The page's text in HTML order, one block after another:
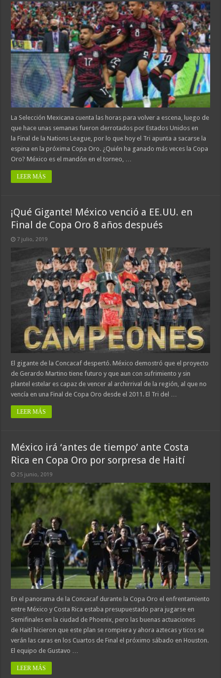
La Selección Mexicana cuenta las horas para volver a escena, luego de
que hace unas semanas fueron derrotados por Estados Unidos en
la Final de la Nations League, por lo que hoy el Tri apunta a sacarse la
espina en la próxima Copa Oro. ¿Quién ha ganado más veces la Copa
Oro? México es el mandón en el torneo, …
LEER MÁS
¡Qué Gigante! México venció a EE.UU. en
Final de Copa Oro 8 años después
7 julio, 2019
El gigante de la Concacaf despertó. México demostró que el proyecto
de Gerardo Martino tiene futuro y que aun con sufrimiento y sin
plantel estelar es capaz de vencer al archirrival de la región, al que no
vencía en una Final de Copa Oro desde el 2011. El Tri del …
LEER MÁS
México irá ‘antes de tiempo’ ante Costa
Rica en Copa Oro por sorpresa de Haití
25 junio, 2019
En el panorama de la Concacaf durante la Copa Oro el enfrentamiento
entre México y Costa Rica estaba presupuestado para jugarse en
Semifinales en la ciudad de Phoenix, pero las buenas actuaciones
de Haití hicieron que este plan se rompiera y ahora aztecas y ticos se
verán las caras en los Cuartos de Final el próximo sábado en Houston.
El equipo de Gustavo …
LEER MÁS